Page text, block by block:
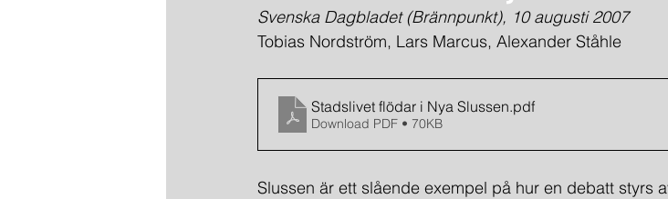
Svenska Dagbladet (Brännpunkt), 10 augusti 2007
Tobias Nordström, Lars Marcus, Alexander Ståhle
Stadslivet flödar i Nya Slussen.pdf
Download PDF • 70KB
Slussen är ett slående exempel på hur en debatt styrs